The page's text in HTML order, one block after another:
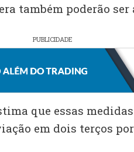
também poderão
PUBLICIDADE
que essas
em dois terços